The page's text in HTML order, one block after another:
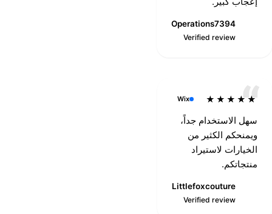
Operations7394
Verified review
★★★★★
Wix
سهل الاستخدام جداً،
ويمنحكم الكثير من
الخيارات لاستيراد
منتجاتكم.
Littlefoxcouture
Verified review